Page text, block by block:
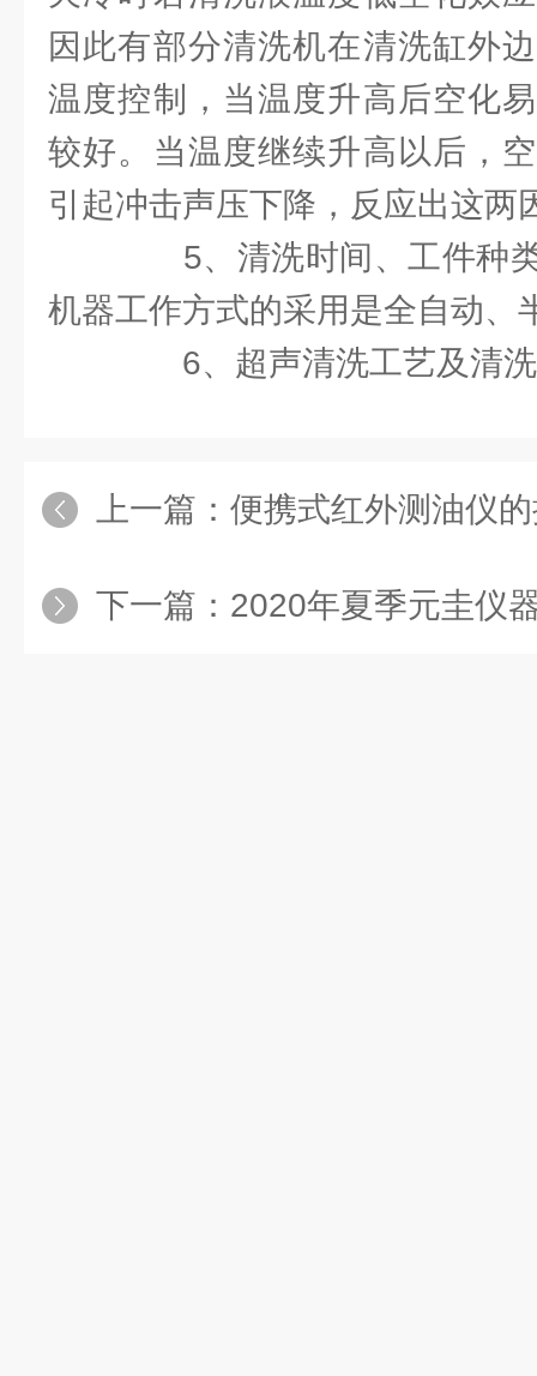
因此有部分清洗机在清洗缸外
温度控制，当温度升高后空化
较好。当温度继续升高以后，
引起冲击声压下降，反应出这两
5、清洗时间、工件种类
机器工作方式的采用是全自动、
6、超声清洗工艺及清洗
上一篇： 便携式红外测油仪
下一篇： 2020年夏季元圭仪器安益